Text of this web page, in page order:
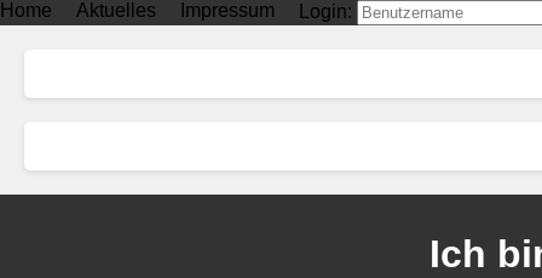
Home Aktuelles Impressum Login:
Ich